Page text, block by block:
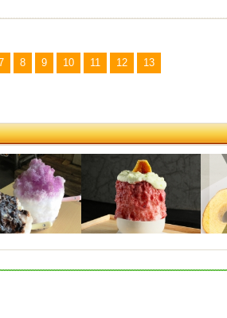
8 9 10 11 12 13